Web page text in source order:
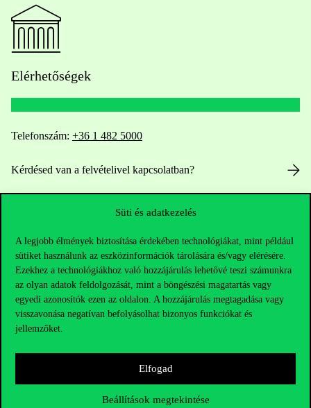
Süti és adatkezelés
A legjobb élmények biztosítása érdekében technológiákat, mint például
sütiket használunk az eszközinformációk tárolására és/vagy elérésére.
Ezekhez a technológiákhoz való hozzájárulás lehetővé teszi számunkra
az olyan adatok feldolgozását, mint a böngészési magatartás vagy
egyedi azonosítók ezen az oldalon. A hozzájárulás megtagadása vagy
visszavonása negatívan befolyásolhat bizonyos funkciókat és
jellemzőket.
Elfogad
Beállítások megtekintése
Elérhetőségek
Telefonszám: +36 1 482 5000
Kérdésed van a felvételivel kapcsolatban?
HUB jelenlegi hallgatóinknak
Sajtó:press@uni-corvinus.hu
Hasznos linkek